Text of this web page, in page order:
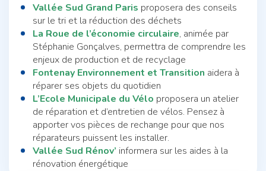
Vallée Sud Grand Paris proposera des conseils
sur le tri et la réduction des déchets
La Roue de l’économie circulaire, animée par
Stéphanie Gonçalves, permettra de comprendre les
enjeux de production et de recyclage
Fontenay Environnement et Transition aidera à
réparer ses objets du quotidien
L’Ecole Municipale du Vélo proposera un atelier
de réparation et d’entretien de vélos. Pensez à
apporter vos pièces de rechange pour que nos
réparateurs puissent les installer.
Vallée Sud Rénov’ informera sur les aides à la
rénovation énergétique